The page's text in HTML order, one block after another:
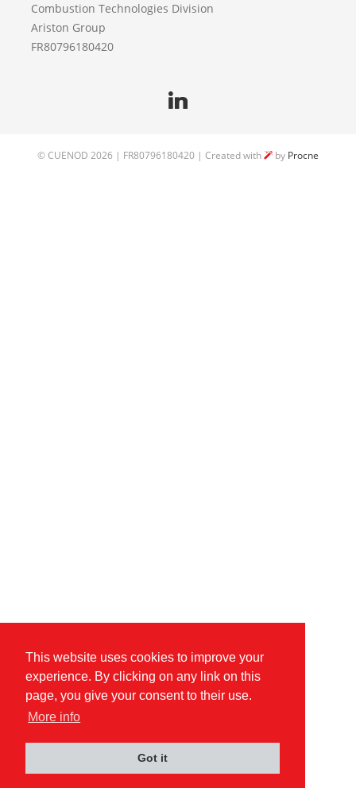
This website uses cookies to improve your
experience. By clicking on any link on this
page, you give your consent to their use.
More info
Got it
Combustion Technologies Division
Ariston Group
FR80796180420
©CUENOD 2026 | FR80796180420 | Created with by Procne